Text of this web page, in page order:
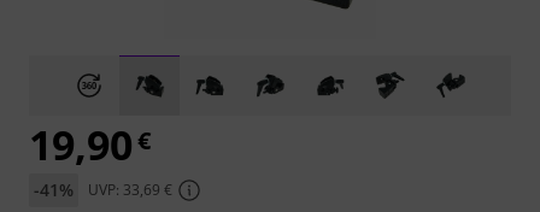
19,90€
-41% UVP: 33,69 €